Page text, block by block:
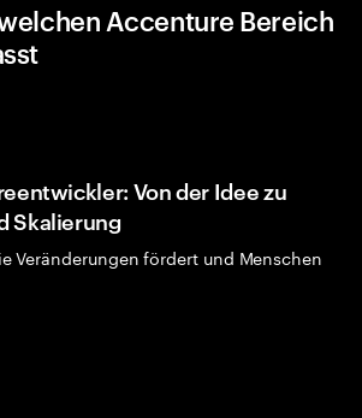
Accenture Bereich
Von der Idee zu
Skalierung
Veränderungen fördert und Menschen